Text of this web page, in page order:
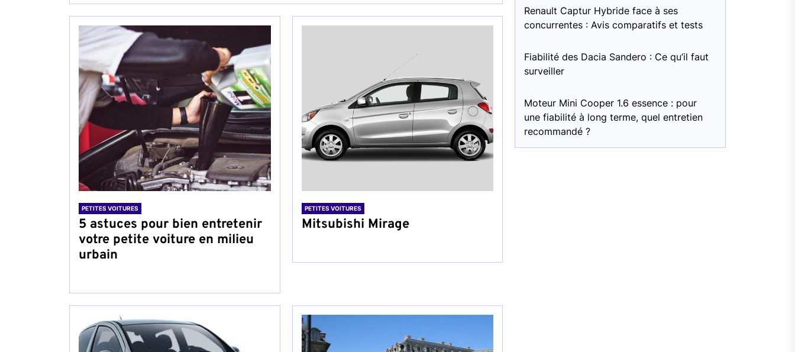
PETITES VOITURES
5 astuces pour bien entretenir
votre petite voiture en milieu
urbain
PETITES VOITURES
Mitsubishi Mirage
Renault Captur Hybride face à ses
concurrentes : Avis comparatifs et tests
Fiabilité des Dacia Sandero : Ce qu’il faut
surveiller
Moteur Mini Cooper 1.6 essence : pour
une fiabilité à long terme, quel entretien
recommandé ?